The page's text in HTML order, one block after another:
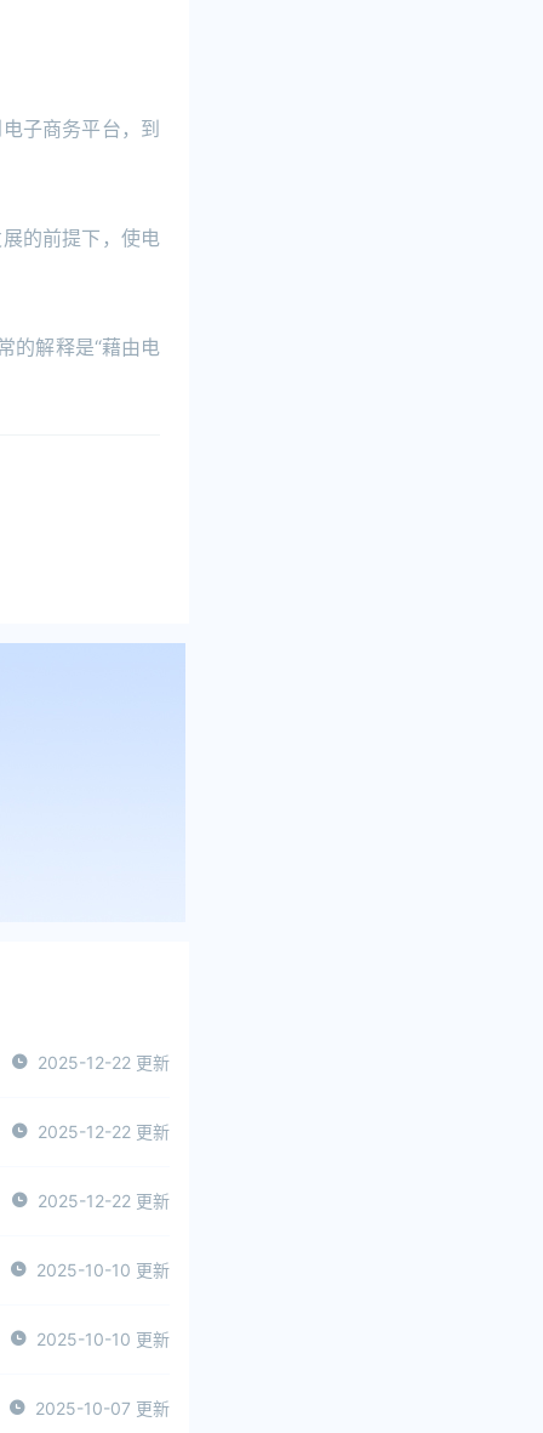
子商务平台，到
的前提下，使电
的解释是“藉由电
2025-12-22 更新
2025-12-22 更新
2025-12-22 更新
2025-10-10 更新
2025-10-10 更新
2025-10-07 更新